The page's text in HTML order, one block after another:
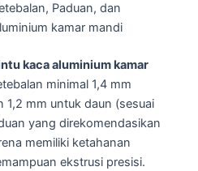
Paduan, dan
kamar mandi
kaca aluminium kamar
minimal 1,4 mm
1,2 mm untuk daun (sesuai
yang direkomendasikan
memiliki ketahanan
ekstrusi presisi.